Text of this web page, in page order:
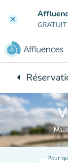
clear
GRATUIT
arrow_leftRetour à :
Pour